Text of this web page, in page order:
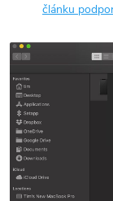
článku